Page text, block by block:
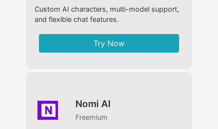
Custom AI characters, multi-model support,
and flexible chat features.
Try Now
Nomi AI
Freemium